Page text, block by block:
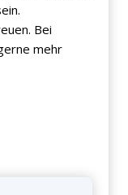
Bei
mehr